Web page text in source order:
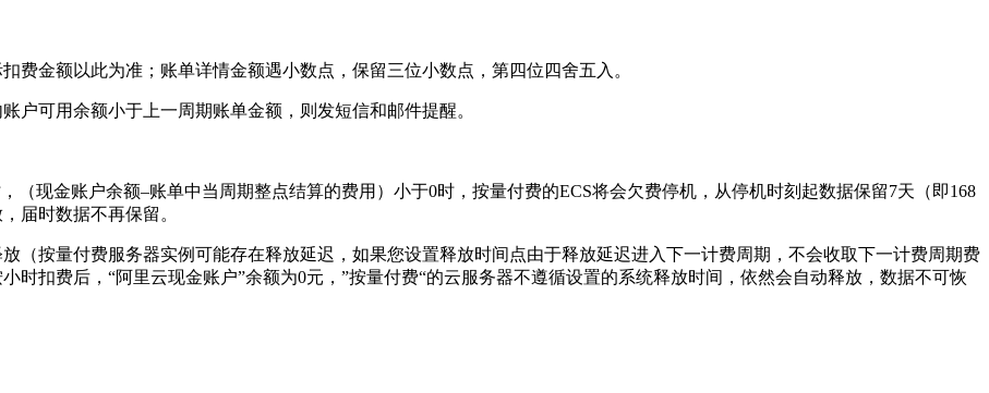
费金额以此为准；账单详情金额遇小数点，保留三位小数点，第四位四舍五入。
户可用余额小于上一周期账单金额，则发短信和邮件提醒。
（现金账户余额–账单中当周期整点结算的费用）小于0时，按量付费的ECS将会欠费停机，从停机时刻起数据保留7天（即168
届时数据不再保留。
（按量付费服务器实例可能存在释放延迟，如果您设置释放时间点由于释放延迟进入下一计费周期，不会收取下一计费周期费
时扣费后，“阿里云现金账户”余额为0元，”按量付费“的云服务器不遵循设置的系统释放时间，依然会自动释放，数据不可恢